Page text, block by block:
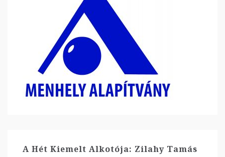
A Hét Kiemelt Alkotója: Zilahy Tamás